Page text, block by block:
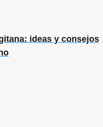
ideas y consejos